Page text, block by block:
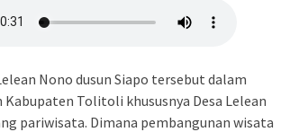
Nono dusun Siapo tersebut dalam
Tolitoli khususnya Desa Lelean
pariwisata. Dimana pembangunan wisata